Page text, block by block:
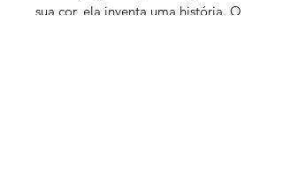
sua cor, ela inventa uma história. O